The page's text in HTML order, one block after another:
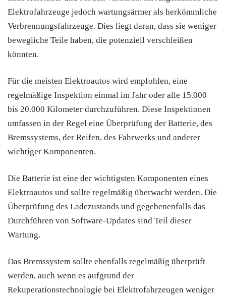
Elektrofahrzeuge jedoch wartungsärmer als herkömmliche
Verbrennungsfahrzeuge. Dies liegt daran, dass sie weniger
bewegliche Teile haben, die potenziell verschleißen
könnten.
Für die meisten Elektroautos wird empfohlen, eine
regelmäßige Inspektion einmal im Jahr oder alle 15.000
bis 20.000 Kilometer durchzuführen. Diese Inspektionen
umfassen in der Regel eine Überprüfung der Batterie, des
Bremssystems, der Reifen, des Fahrwerks und anderer
wichtiger Komponenten.
Die Batterie ist eine der wichtigsten Komponenten eines
Elektroautos und sollte regelmäßig überwacht werden. Die
Überprüfung des Ladezustands und gegebenenfalls das
Durchführen von Software-Updates sind Teil dieser
Wartung.
Das Bremssystem sollte ebenfalls regelmäßig überprüft
werden, auch wenn es aufgrund der
Rekuperationstechnologie bei Elektrofahrzeugen weniger